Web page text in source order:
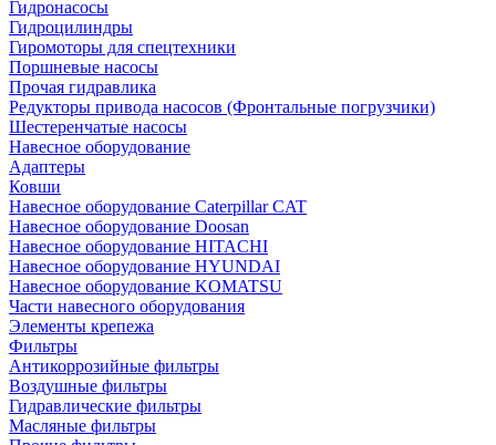
Гидронасосы
Гидроцилиндры
Гиромоторы для спецтехники
Поршневые насосы
Прочая гидравлика
Редукторы привода насосов (Фронтальные погрузчики)
Шестеренчатые насосы
Навесное оборудование
Адаптеры
Ковши
Навесное оборудование Caterpillar CAT
Навесное оборудование Doosan
Навесное оборудование HITACHI
Навесное оборудование HYUNDAI
Навесное оборудование KOMATSU
Части навесного оборудования
Элементы крепежа
Фильтры
Антикоррозийные фильтры
Воздушные фильтры
Гидравлические фильтры
Масляные фильтры